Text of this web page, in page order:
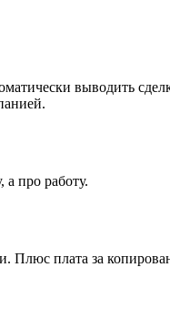
выводить
а про работу.
Плюс плата за